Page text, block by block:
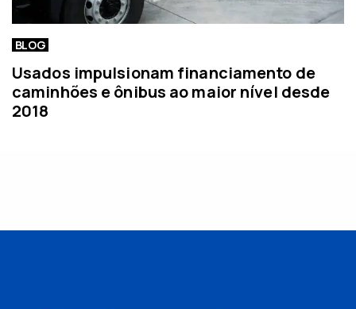
BLOG
Usados impulsionam financiamento de
caminhões e ônibus ao maior nível desde
2018